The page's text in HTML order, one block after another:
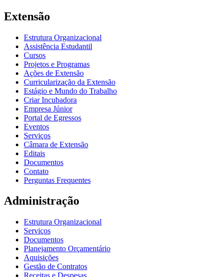
Extensão
Estrutura Organizacional
Assistência Estudantil
Cursos
Projetos e Programas
Ações de Extensão
Curricularização da Extensão
Estágio e Mundo do Trabalho
Criar Incubadora
Empresa Júnior
Portal de Egressos
Eventos
Serviços
Câmara de Extensão
Editais
Documentos
Contato
Perguntas Frequentes
Administração
Estrutura Organizacional
Serviços
Documentos
Planejamento Orçamentário
Aquisições
Gestão de Contratos